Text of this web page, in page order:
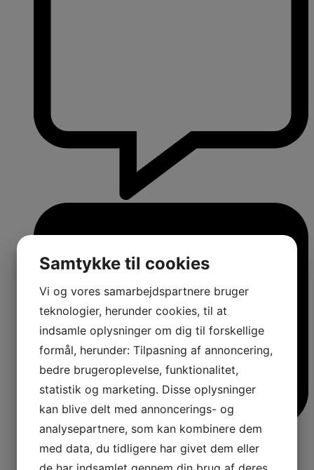
Samtykke til cookies
Vi og vores samarbejdspartnere bruger
teknologier, herunder cookies, til at
indsamle oplysninger om dig til forskellige
formål, herunder: Tilpasning af annoncering,
bedre brugeroplevelse, funktionalitet,
statistik og marketing. Disse oplysninger
kan blive delt med annoncerings- og
analysepartnere, som kan kombinere dem
med data, du tidligere har givet dem eller